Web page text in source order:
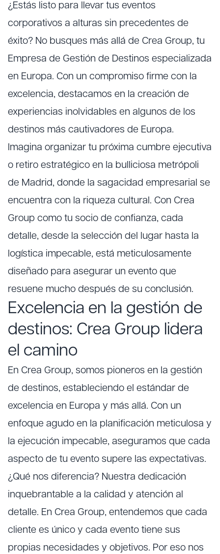
¿Estás listo para llevar tus eventos
corporativos a alturas sin precedentes de
éxito? No busques más allá de Crea Group, tu
Empresa de Gestión de Destinos especializada
en Europa. Con un compromiso firme con la
excelencia, destacamos en la creación de
experiencias inolvidables en algunos de los
destinos más cautivadores de Europa.
Imagina organizar tu próxima cumbre ejecutiva
o retiro estratégico en la bulliciosa metrópoli
de Madrid, donde la sagacidad empresarial se
encuentra con la riqueza cultural. Con Crea
Group como tu socio de confianza, cada
detalle, desde la selección del lugar hasta la
logística impecable, está meticulosamente
diseñado para asegurar un evento que
resuene mucho después de su conclusión.
Excelencia en la gestión de
destinos: Crea Group lidera
el camino
En Crea Group, somos pioneros en la gestión
de destinos, estableciendo el estándar de
excelencia en Europa y más allá. Con un
enfoque agudo en la planificación meticulosa y
la ejecución impecable, aseguramos que cada
aspecto de tu evento supere las expectativas.
¿Qué nos diferencia? Nuestra dedicación
inquebrantable a la calidad y atención al
detalle. En Crea Group, entendemos que cada
cliente es único y cada evento tiene sus
propias necesidades y objetivos. Por eso nos